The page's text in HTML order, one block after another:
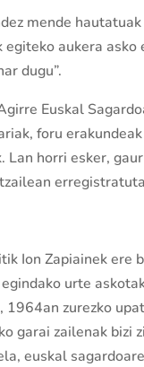
mende
aukera asko
dugu”.
Euskal
foru
horri esker,
Ion Zapiainek ere
urte
1964an zurezko
garai zailenak bizi
euskal